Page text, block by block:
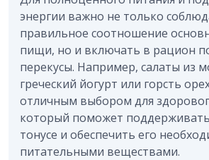
энергии важно не только
правильное соотношение
пищи, но и включать в рацион
перекусы. Например, салаты из
греческий йогурт или горсть
отличным выбором для
который поможет
тонусе и обеспечить его
питательными веществами.